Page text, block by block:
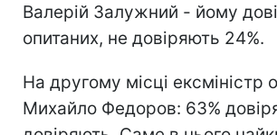
Валерій Залужний - йому
опитаних, не довіряють 24%.
На другому місці ексміністр
Михайло Федоров: 63%